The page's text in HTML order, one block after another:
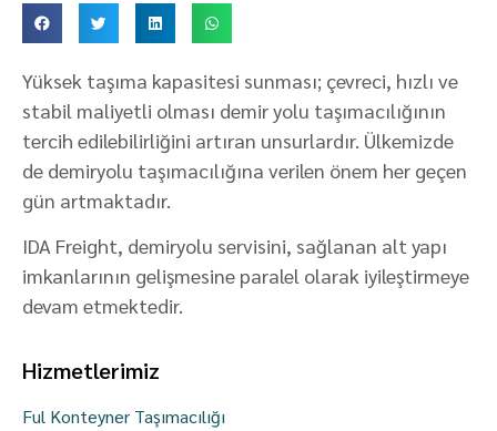
Hizmetlerimiz
Ful Konteyner Taşımacılığı
Yüksek taşıma kapasitesi sunması; çevreci, hızlı ve
stabil maliyetli olması demir yolu taşımacılığının
tercih edilebilirliğini artıran unsurlardır. Ülkemizde
de demiryolu taşımacılığına verilen önem her geçen
gün artmaktadır.
IDA Freight, demiryolu servisini, sağlanan alt yapı
imkanlarının gelişmesine paralel olarak iyileştirmeye
devam etmektedir.